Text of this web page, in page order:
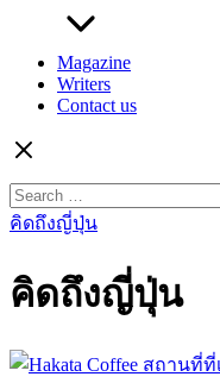
Magazine
Writers
Contact us
for:
คิดถึงญี่ปุ่น
คิดถึงญี่ปุ่น